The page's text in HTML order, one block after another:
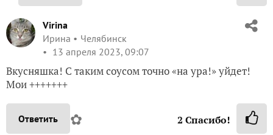
Вкусняшка! С таким соусом точно «на ура!» уйдет!
Мои +++++++
Ответить ✿ 2Спасибо!
nikolaevna232
Юлия
13 апреля 2023, 09:19